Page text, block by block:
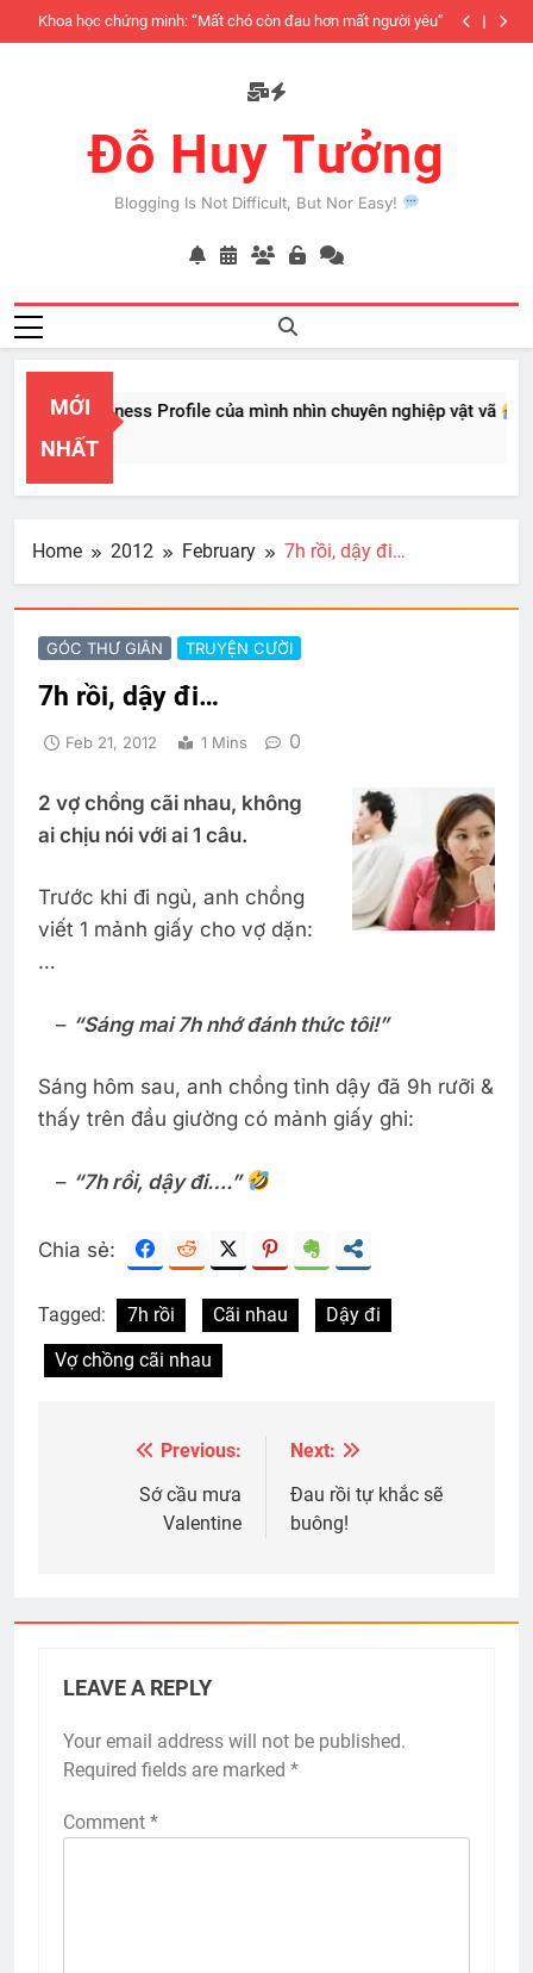
to
Khoa học chứng minh: “Mất chó còn đau hơn mất người yêu”
Đỗ Huy Tưởng
Blogging Is Not Difficult, But Nor Easy!
MỚI
NHẤT
PayPal Business Profile của mình nhìn chuyên nghiệp vật vã
Feb 22, 2026
Home 2012 February 7h rồi, dậy đi…
GÓC THƯ GIÃN TRUYỆN CƯỜI
7h rồi, dậy đi…
Feb 21, 2012 1 Mins 0
2 vợ chồng cãi nhau, không
ai chịu nói với ai 1 câu.
Trước khi đi ngủ, anh chồng
viết 1 mảnh giấy cho vợ dặn:
…
– “Sáng mai 7h nhớ đánh thức tôi!”
Sáng hôm sau, anh chồng tỉnh dậy đã 9h rưỡi &
thấy trên đầu giường có mảnh giấy ghi:
– “7h rồi, dậy đi….”
Chia sẻ:
Tagged: 7h rồi Cãi nhau
Dậy đi
Vợ chồng cãi nhau
navigation
Previous:
Sớ cầu mưa
Valentine
Next:
Đau rồi tự khắc sẽ
buông!
LEAVE A REPLY
Your email address will not be published.
Required fields are marked *
Comment *